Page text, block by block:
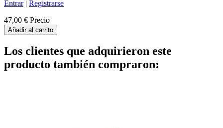
Entrar| Registrarse
47,00 € Precio
Añadir al carrito
Los clientes que adquirieron este
producto también compraron: